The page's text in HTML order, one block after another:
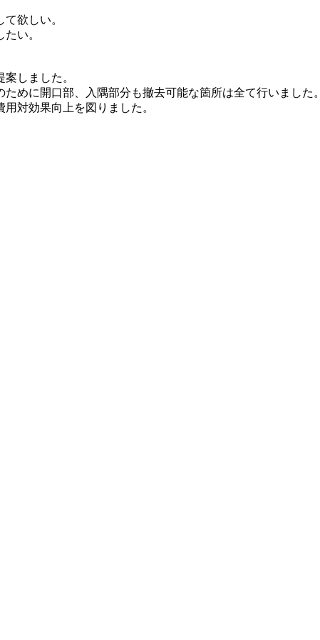
欲しい。
い。
しました。
めに開口部、入隅部分も撤去可能な箇所は全て行いました。
対効果向上を図りました。